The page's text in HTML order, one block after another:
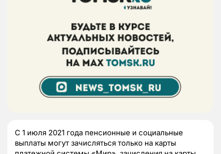
С 1 июля 2021 года пенсионные и социальные
выплаты могут зачисляться только на карты